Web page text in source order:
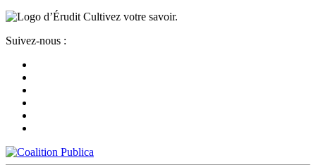
Cultivez votre savoir.
Suivez-nous :